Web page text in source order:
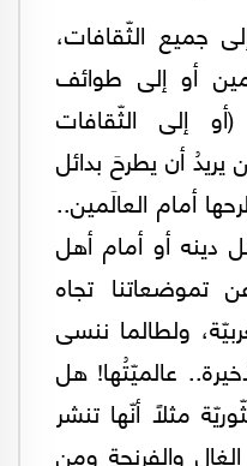
جميع الثّقافات،
أو إلى طوائف
إلى الثّقافات
أن يطرحَ بدائل
أمام العالَمين..
دينه أو أمام أهل
تموضعاتنا تجاه
ولطالما ننسى
عالميّتُها! هل
مثلاً أنّها تنشر
والفرنجةِ ومن